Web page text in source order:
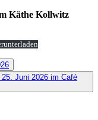
Käthe Kollwitz
Juni 2026 im Café